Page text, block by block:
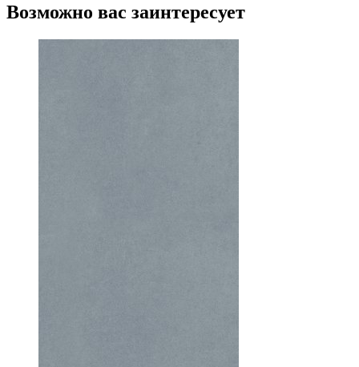
Возможно вас заинтересует